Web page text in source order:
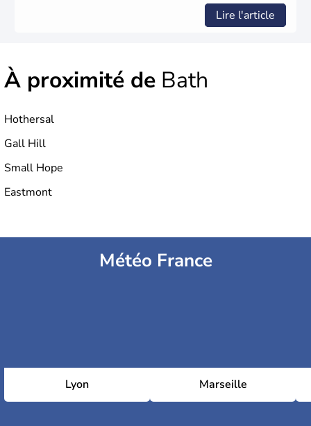
Lire l'article
À proximité de Bath
Hothersal
Gall Hill
Small Hope
Eastmont
Météo France
Lyon Marseille